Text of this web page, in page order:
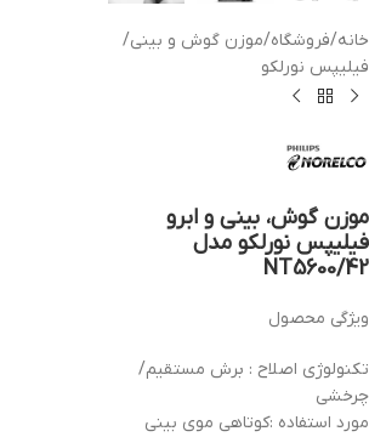
خانه/فروشگاه/موزن گوش و بینی/
فیلیپس نورلکو
موزن گوش، بینی و ابرو
فیلیپس نورلکو مدل
NT5600/42
ویژگی محصول
تکنولوژی اصلاح : برش مستقیم/
چرخشی
مورد استفاده :کوتاهی موی بینی